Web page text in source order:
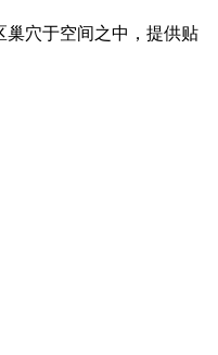
巢穴于空间之中，提供贴